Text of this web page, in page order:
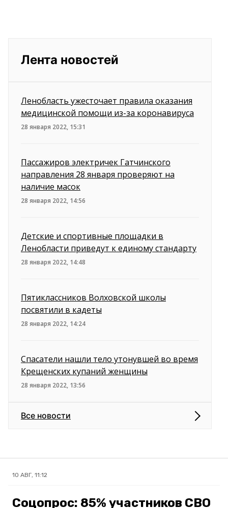
Лента новостей
Ленобласть ужесточает правила оказания
медицинской помощи из-за коронавируса
28 января 2022, 15:31
Пассажиров электричек Гатчинского
направления 28 января проверяют на
наличие масок
28 января 2022, 14:56
Детские и спортивные площадки в
Ленобласти приведут к единому стандарту
28 января 2022, 14:48
Пятиклассников Волховской школы
посвятили в кадеты
28 января 2022, 14:24
Спасатели нашли тело утонувшей во время
Крещенских купаний женщины
28 января 2022, 13:56
Все новости
10 АВГ, 11:12
Соцопрос: 85% участников СВО